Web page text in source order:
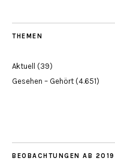
THEMEN
Aktuell (39)
Gesehen – Gehört (4.651)
BEOBACHTUNGEN AB 2019